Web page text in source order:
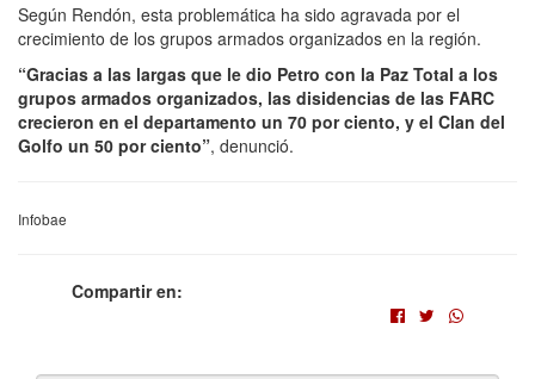
Según Rendón, esta problemática ha sido agravada por el
crecimiento de los grupos armados organizados en la región.
“Gracias a las largas que le dio Petro con la Paz Total a los
grupos armados organizados, las disidencias de las FARC
crecieron en el departamento un 70 por ciento, y el Clan del
Golfo un 50 por ciento”, denunció.
Infobae
Compartir en: